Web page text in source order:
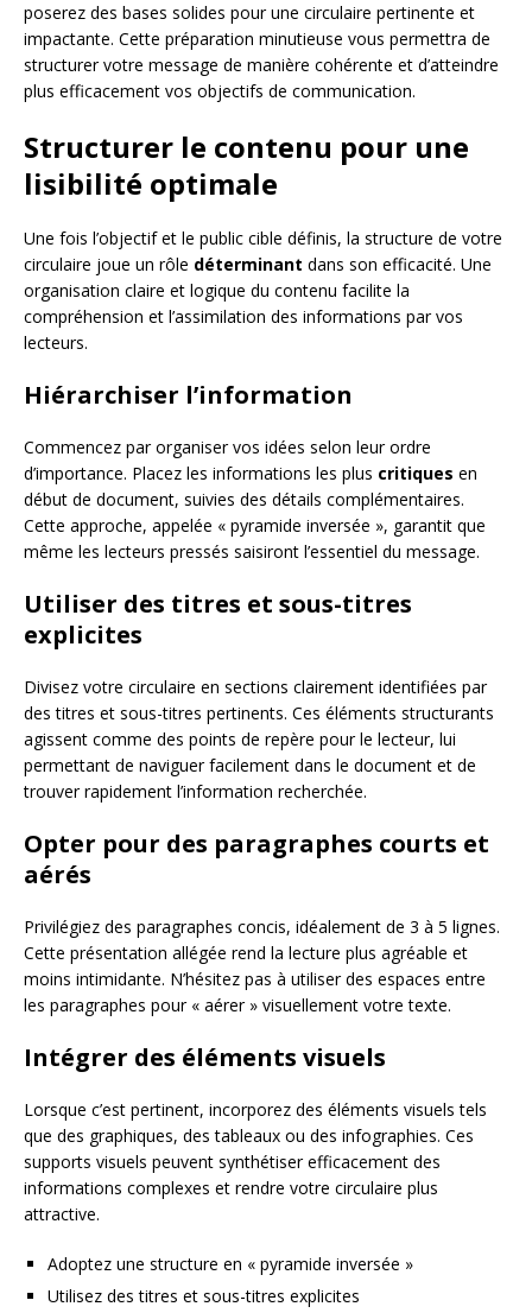
poserez des bases solides pour une circulaire pertinente et
impactante. Cette préparation minutieuse vous permettra de
structurer votre message de manière cohérente et d’atteindre
plus efficacement vos objectifs de communication.
Structurer le contenu pour une
lisibilité optimale
Une fois l’objectif et le public cible définis, la structure de votre
circulaire joue un rôle déterminant dans son efficacité. Une
organisation claire et logique du contenu facilite la
compréhension et l’assimilation des informations par vos
lecteurs.
Hiérarchiser l’information
Commencez par organiser vos idées selon leur ordre
d’importance. Placez les informations les plus critiques en
début de document, suivies des détails complémentaires.
Cette approche, appelée « pyramide inversée », garantit que
même les lecteurs pressés saisiront l’essentiel du message.
Utiliser des titres et sous-titres
explicites
Divisez votre circulaire en sections clairement identifiées par
des titres et sous-titres pertinents. Ces éléments structurants
agissent comme des points de repère pour le lecteur, lui
permettant de naviguer facilement dans le document et de
trouver rapidement l’information recherchée.
Opter pour des paragraphes courts et
aérés
Privilégiez des paragraphes concis, idéalement de 3 à 5 lignes.
Cette présentation allégée rend la lecture plus agréable et
moins intimidante. N’hésitez pas à utiliser des espaces entre
les paragraphes pour « aérer » visuellement votre texte.
Intégrer des éléments visuels
Lorsque c’est pertinent, incorporez des éléments visuels tels
que des graphiques, des tableaux ou des infographies. Ces
supports visuels peuvent synthétiser efficacement des
informations complexes et rendre votre circulaire plus
attractive.
Adoptez une structure en « pyramide inversée »
Utilisez des titres et sous-titres explicites